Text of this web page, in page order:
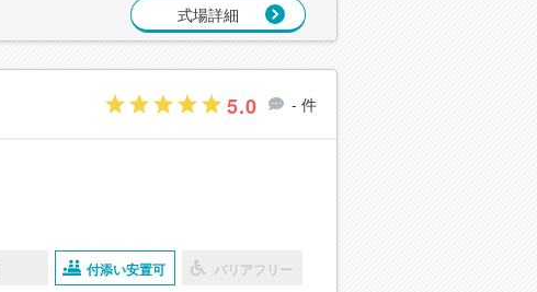
式場詳細
5.0 - 件
付添い安置可 バリアフリー